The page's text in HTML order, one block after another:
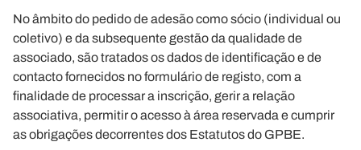
No âmbito do pedido de adesão como sócio (individual ou
coletivo) e da subsequente gestão da qualidade de
associado, são tratados os dados de identificação e de
contacto fornecidos no formulário de registo, com a
finalidade de processar a inscrição, gerir a relação
associativa, permitir o acesso à área reservada e cumprir
as obrigações decorrentes dos Estatutos do GPBE.